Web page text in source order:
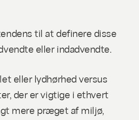
til at definere disse
eller indadvendte.
eller lydhørhed versus
der er vigtige i ethvert
mere præget af miljø,